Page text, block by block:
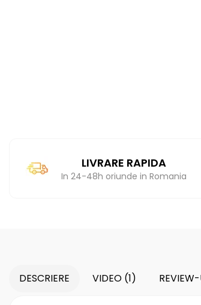
LIVRARE RAPIDA
In 24-48h oriunde in Romania
DESCRIERE VIDEO (1)